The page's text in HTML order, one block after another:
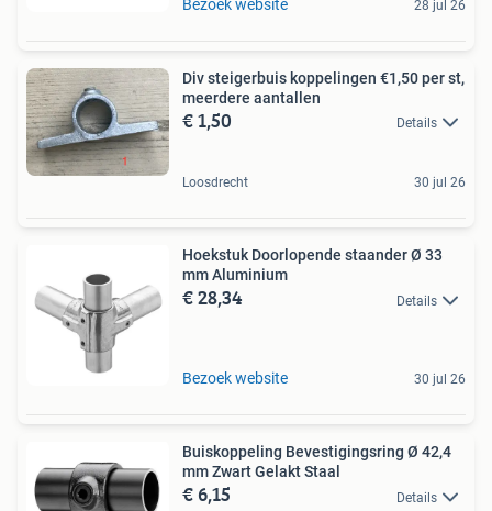
Bezoek website 28 jul 26
Div steigerbuis koppelingen €1,50 per st,
meerdere aantallen
€ 1,50 Details
Loosdrecht 30 jul 26
Hoekstuk Doorlopende staander Ø 33
mm Aluminium
€ 28,34 Details
Bezoek website 30 jul 26
Buiskoppeling Bevestigingsring Ø 42,4
mm Zwart Gelakt Staal
€ 6,15 Details